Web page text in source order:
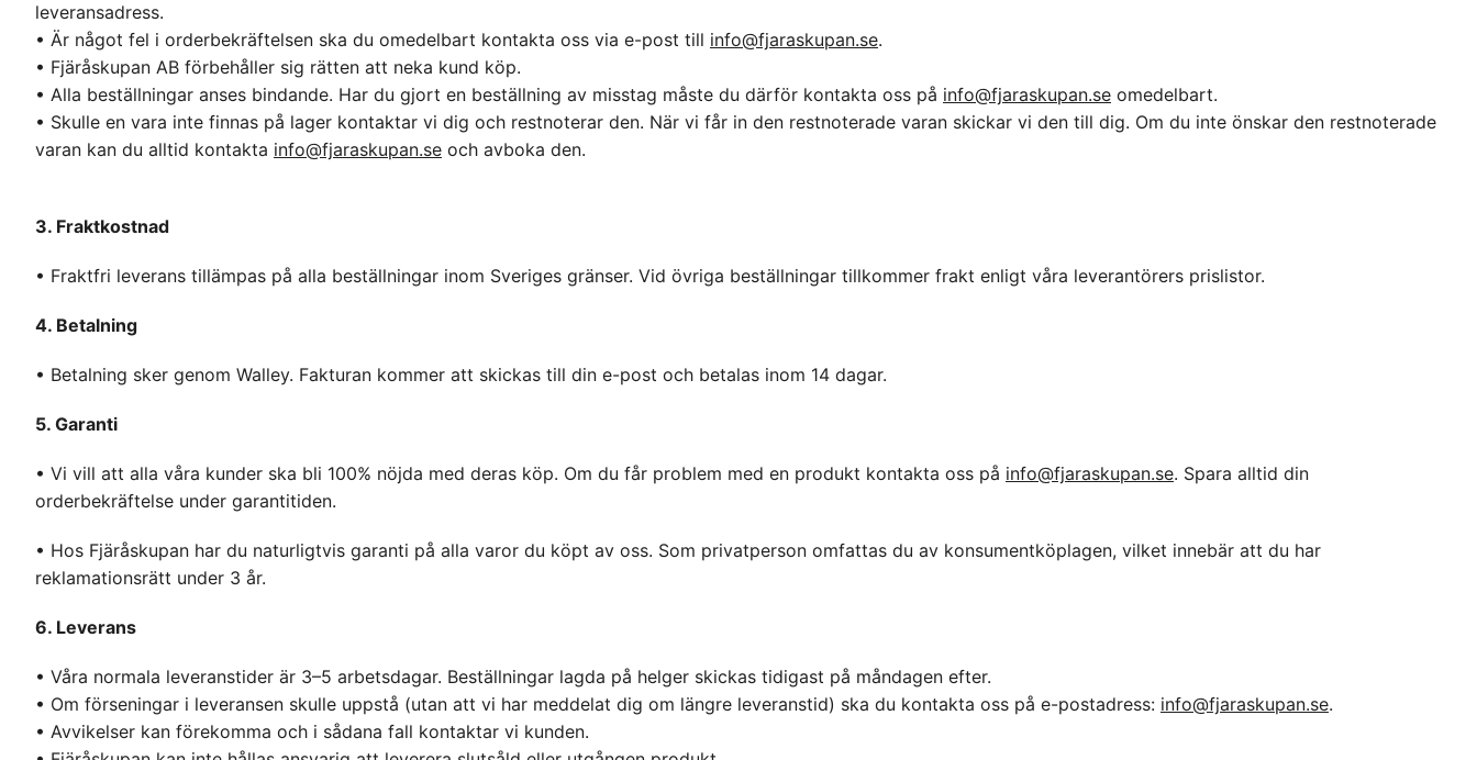
leveransadress.
• Är något fel i orderbekräftelsen ska du omedelbart kontakta oss via e-post till info@fjaraskupan.se.
• Fjäråskupan AB förbehåller sig rätten att neka kund köp.
• Alla beställningar anses bindande. Har du gjort en beställning av misstag måste du därför kontakta oss på info@fjaraskupan.se omedelbart.
• Skulle en vara inte finnas på lager kontaktar vi dig och restnoterar den. När vi får in den restnoterade varan skickar vi den till dig. Om du inte önskar den restnoterade
varan kan du alltid kontakta info@fjaraskupan.se och avboka den.
3. Fraktkostnad
• Fraktfri leverans tillämpas på alla beställningar inom Sveriges gränser. Vid övriga beställningar tillkommer frakt enligt våra leverantörers prislistor.
4. Betalning
• Betalning sker genom Walley. Fakturan kommer att skickas till din e-post och betalas inom 14 dagar.
5. Garanti
• Vi vill att alla våra kunder ska bli 100% nöjda med deras köp. Om du får problem med en produkt kontakta oss på info@fjaraskupan.se. Spara alltid din
orderbekräftelse under garantitiden.
• Hos Fjäråskupan har du naturligtvis garanti på alla varor du köpt av oss. Som privatperson omfattas du av konsumentköplagen, vilket innebär att du har
reklamationsrätt under 3 år.
6. Leverans
• Våra normala leveranstider är 3–5 arbetsdagar. Beställningar lagda på helger skickas tidigast på måndagen efter.
• Om förseningar i leveransen skulle uppstå (utan att vi har meddelat dig om längre leveranstid) ska du kontakta oss på e-postadress: info@fjaraskupan.se.
• Avvikelser kan förekomma och i sådana fall kontaktar vi kunden.